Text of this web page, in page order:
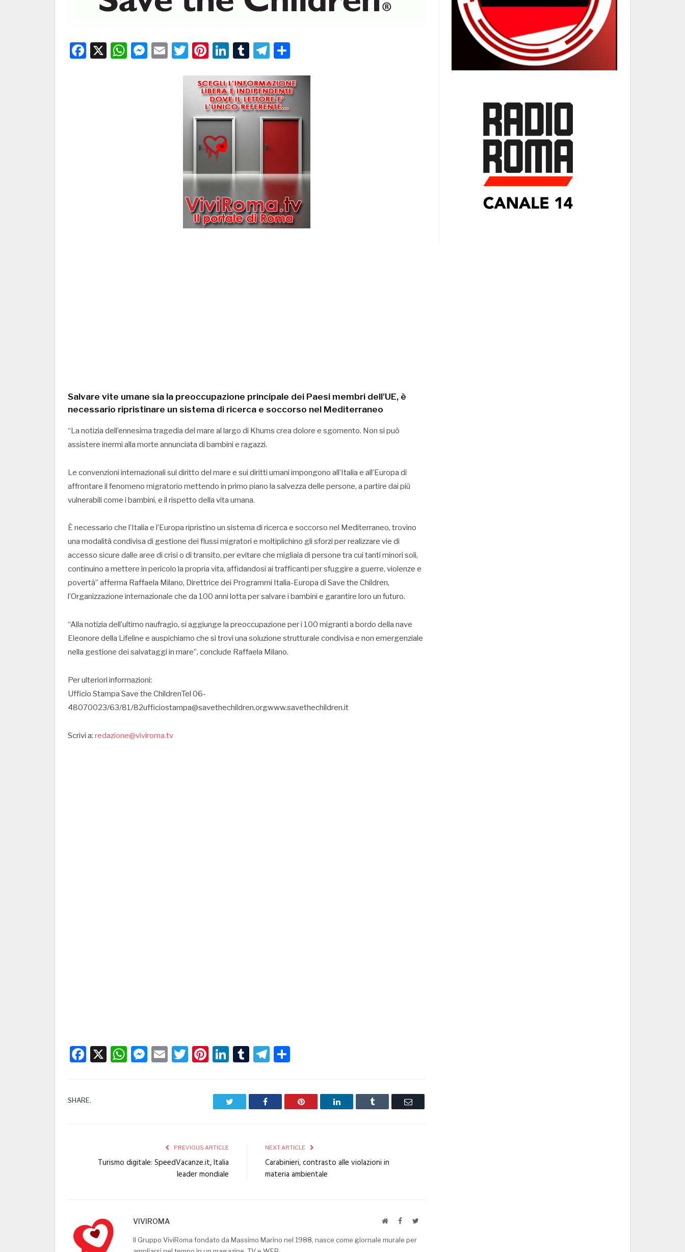
Facebook
X WhatsApp
Messenger
EmailTwitter
Pinterest
LinkedIn
TumblrTelegram
Salvare vite umane sia la preoccupazione principale dei Paesi membri dell’UE, è
necessario ripristinare un sistema di ricerca e soccorso nel Mediterraneo
“La notizia dell’ennesima tragedia del mare al largo di Khums crea dolore e sgomento. Non si può
assistere inermi alla morte annunciata di bambini e ragazzi.
Le convenzioni internazionali sul diritto del mare e sui diritti umani impongono all’Italia e all’Europa di
affrontare il fenomeno migratorio mettendo in primo piano la salvezza delle persone, a partire dai più
vulnerabili come i bambini, e il rispetto della vita umana.
È necessario che l’Italia e l’Europa ripristino un sistema di ricerca e soccorso nel Mediterraneo, trovino
una modalità condivisa di gestione dei flussi migratori e moltiplichino gli sforzi per realizzare vie di
accesso sicure dalle aree di crisi o di transito, per evitare che migliaia di persone tra cui tanti minori soli,
continuino a mettere in pericolo la propria vita, affidandosi ai trafficanti per sfuggire a guerre, violenze e
povertà” afferma Raffaela Milano, Direttrice dei Programmi Italia-Europa di Save the Children,
l’Organizzazione internazionale che da 100 anni lotta per salvare i bambini e garantire loro un futuro.
“Alla notizia dell’ultimo naufragio, si aggiunge la preoccupazione per i 100 migranti a bordo della nave
Eleonore della Lifeline e auspichiamo che si trovi una soluzione strutturale condivisa e non emergenziale
nella gestione dei salvataggi in mare”, conclude Raffaela Milano.
Per ulteriori informazioni:
Ufficio Stampa Save the ChildrenTel 06-
48070023/63/81/82ufficiostampa@savethechildren.orgwww.savethechildren.it
Scrivi a: redazione@viviroma.tv
Facebook
X WhatsApp
Messenger
EmailTwitter
Pinterest
LinkedIn
TumblrTelegram
SHARE. Facebook Pinterest LinkedIn Tumblr Email
PREVIOUS ARTICLE
Turismo digitale: SpeedVacanze.it, Italia
leader mondiale
NEXT ARTICLE
Carabinieri, contrasto alle violazioni in
materia ambientale
VIVIROMA WebsiteFacebookTwitter
Il Gruppo ViviRoma fondato da Massimo Marino nel 1988, nasce come giornale murale per